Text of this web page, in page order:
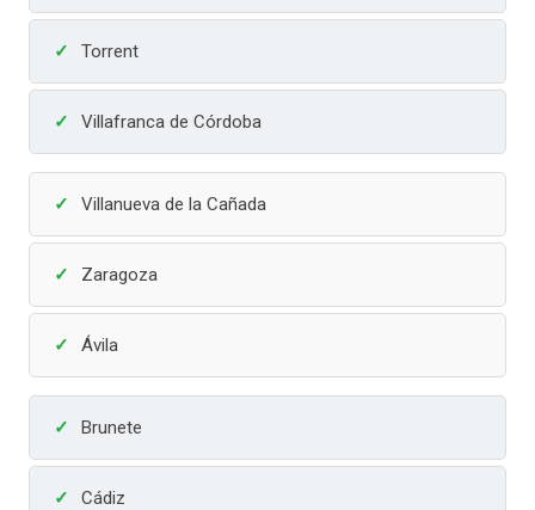
Torrent
Villafranca de Córdoba
Villanueva de la Cañada
Zaragoza
Ávila
Brunete
Cádiz